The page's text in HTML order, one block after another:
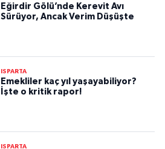
Eğirdir Gölü’nde Kerevit Avı
Sürüyor, Ancak Verim Düşüşte
ISPARTA
Emekliler kaç yıl yaşayabiliyor?
İşte o kritik rapor!
ISPARTA